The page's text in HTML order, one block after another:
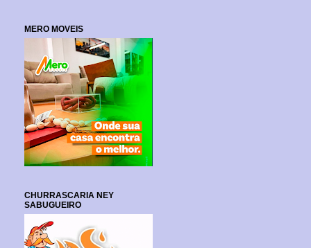
MERO MOVEIS
CHURRASCARIA NEY
SABUGUEIRO